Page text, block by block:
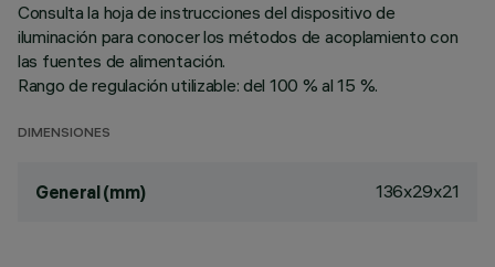
Consulta la hoja de instrucciones del dispositivo de
iluminación para conocer los métodos de acoplamiento con
las fuentes de alimentación.
Rango de regulación utilizable: del 100 % al 15 %.
DIMENSIONES
General (mm) 136x29x21